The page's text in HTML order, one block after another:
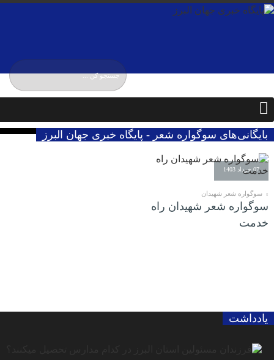
دوشنبه / ۱۹ مرداد / ۱۴۰۵
بایگانی‌های سوگواره شعر - پایگاه خبری جهان البرز
07 خرداد 1403
سوگواره شعر شهیدان
سوگواره شعر شهیدان راه
خدمت
یادداشت